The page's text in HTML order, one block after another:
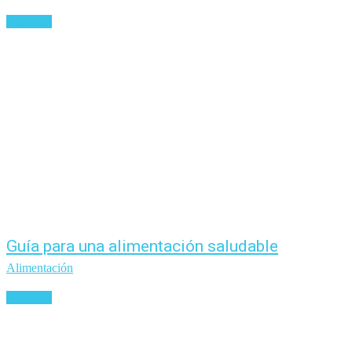
Guía para una alimentación saludable
Alimentación